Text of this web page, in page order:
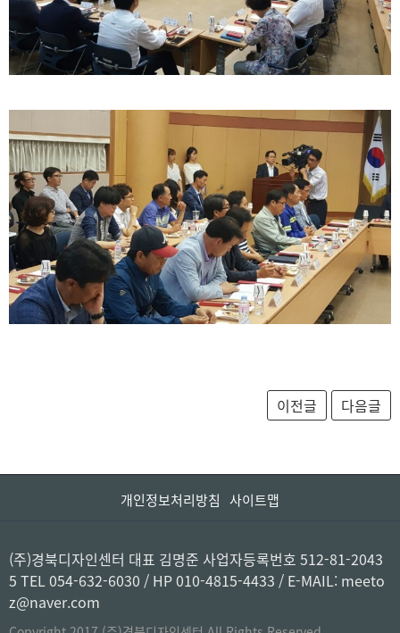
개인정보처리방침 사이트맵
(주)경북디자인센터 대표 김명준 사업자등록번호 512-81-2043
5 TEL 054-632-6030 / HP 010-4815-4433 / E-MAIL: meeto
z@naver.com